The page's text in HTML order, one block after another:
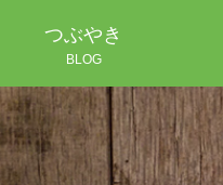
つぶやき
BLOG